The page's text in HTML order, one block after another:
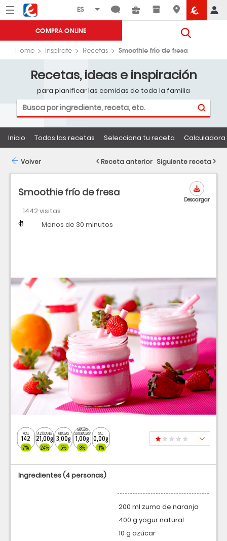
Menú Eroski
COMPRA ONLINE
Home Inspirate Recetas Smoothie frío de fresa
Recetas, ideas e inspiración
para planificar las comidas de toda la familia
Inicio Todas las recetas Selecciona tu receta
Smoothie frío de fresa
1442 visitas
Dificultad
Tiempo Menos de 30 minutos
Descargar
KCAL
142
7%
AZÚCARES
21,00g
24%
GRASAS
3,00g
5%
GRASAS
SATURADAS
1,00g
8%
SAL
0,00g
1%
Ingredientes(4 personas)
200 ml zumo de naranja
400 g yogur natural
10 g azúcar
Volver Receta anterior Siguiente receta